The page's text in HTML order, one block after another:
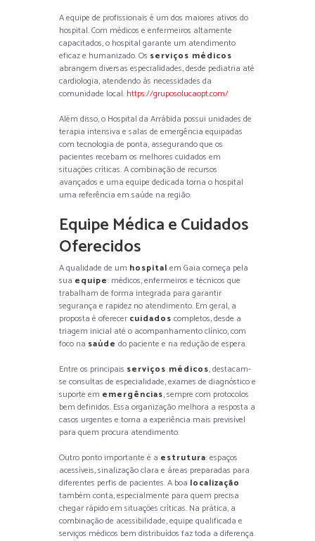
A equipe de profissionais é um dos maiores ativos do
hospital. Com médicos e enfermeiros altamente
capacitados, o hospital garante um atendimento
eficaz e humanizado. Os serviços médicos
abrangem diversas especialidades, desde pediatria até
cardiologia, atendendo às necessidades da
comunidade local. https://gruposolucaopt.com/
Além disso, o Hospital da Arrábida possui unidades de
terapia intensiva e salas de emergência equipadas
com tecnologia de ponta, assegurando que os
pacientes recebam os melhores cuidados em
situações críticas. A combinação de recursos
avançados e uma equipe dedicada torna o hospital
uma referência em saúde na região.
Equipe Médica e Cuidados
Oferecidos
A qualidade de um hospital em Gaia começa pela
sua equipe: médicos, enfermeiros e técnicos que
trabalham de forma integrada para garantir
segurança e rapidez no atendimento. Em geral, a
proposta é oferecer cuidados completos, desde a
triagem inicial até o acompanhamento clínico, com
foco na saúde do paciente e na redução de espera.
Entre os principais serviços médicos, destacam-
se consultas de especialidade, exames de diagnóstico e
suporte em emergências, sempre com protocolos
bem definidos. Essa organização melhora a resposta a
casos urgentes e torna a experiência mais previsível
para quem procura atendimento.
Outro ponto importante é a estrutura: espaços
acessíveis, sinalização clara e áreas preparadas para
diferentes perfis de pacientes. A boa localização
também conta, especialmente para quem precisa
chegar rápido em situações críticas. Na prática, a
combinação de acessibilidade, equipe qualificada e
serviços médicos bem distribuídos faz toda a diferença.